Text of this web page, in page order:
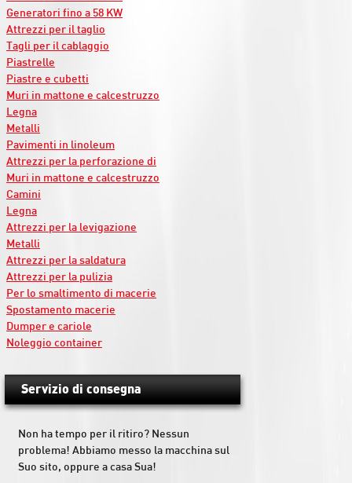
Generatori fino a 58 KW
Attrezzi per il taglio
Tagli per il cablaggio
Piastrelle
Piastre e cubetti
Muri in mattone e calcestruzzo
Legna
Metalli
Pavimenti in linoleum
Attrezzi per la perforazione di
Muri in mattone e calcestruzzo
Camini
Legna
Attrezzi per la levigazione
Metalli
Attrezzi per la saldatura
Attrezzi per la pulizia
Per lo smaltimento di macerie
Spostamento macerie
Dumper e cariole
Noleggio container
Servizio di consegna
Non ha tempo per il ritiro? Nessun
problema! Abbiamo messo la macchina sul
Suo sito, oppure a casa Sua!